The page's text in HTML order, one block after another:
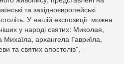
та західноєвропейські
століть. У нашій експозиції можна
у народі святих: Миколая,
Михаїла, архангела Гавриїла,
та святих апостолів”, –